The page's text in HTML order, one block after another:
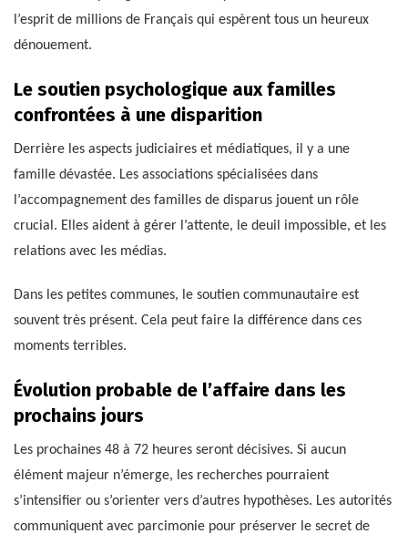
l’esprit de millions de Français qui espèrent tous un heureux
dénouement.
Le soutien psychologique aux familles
confrontées à une disparition
Derrière les aspects judiciaires et médiatiques, il y a une
famille dévastée. Les associations spécialisées dans
l’accompagnement des familles de disparus jouent un rôle
crucial. Elles aident à gérer l’attente, le deuil impossible, et les
relations avec les médias.
Dans les petites communes, le soutien communautaire est
souvent très présent. Cela peut faire la différence dans ces
moments terribles.
Évolution probable de l’affaire dans les
prochains jours
Les prochaines 48 à 72 heures seront décisives. Si aucun
élément majeur n’émerge, les recherches pourraient
s’intensifier ou s’orienter vers d’autres hypothèses. Les autorités
communiquent avec parcimonie pour préserver le secret de